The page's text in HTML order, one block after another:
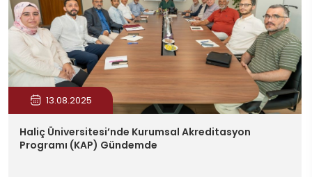
13.08.2025
Haliç Üniversitesi’nde Kurumsal Akreditasyon
Programı (KAP) Gündemde